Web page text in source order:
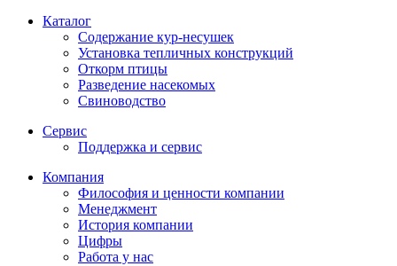
Каталог
Содержание кур-несушек
Установка тепличных конструкций
Откорм птицы
Разведение насекомых
Свиноводство
Сервис
Поддержка и сервис
Компания
Философия и ценности компании
Менеджмент
История компании
Цифры
Работа у нас